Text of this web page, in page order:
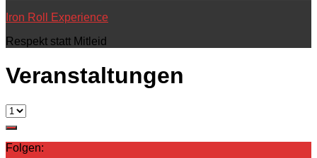
Iron Roll Experience
Respekt statt Mitleid
Veranstaltungen
Folgen: